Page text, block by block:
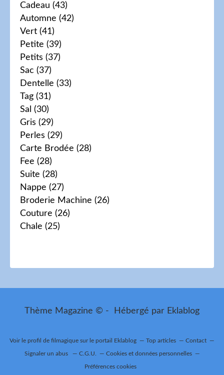
Cadeau (43)
Automne (42)
Vert (41)
Petite (39)
Petits (37)
Sac (37)
Dentelle (33)
Tag (31)
Sal (30)
Gris (29)
Perles (29)
Carte Brodée (28)
Fee (28)
Suite (28)
Nappe (27)
Broderie Machine (26)
Couture (26)
Chale (25)
Thème Magazine © - Hébergé par Eklablog
Voir le profil de filmagique sur le portail Eklablog Top articles Contact
Signaler un abus C.G.U. Cookies et données personnelles
Préférences cookies